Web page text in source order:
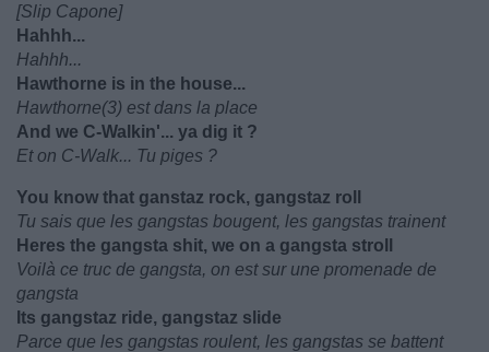
[Slip Capone]
Hahhh...
Hahhh...
Hawthorne is in the house...
Hawthorne(3) est dans la place
And we C-Walkin'... ya dig it ?
Et on C-Walk... Tu piges ?
You know that ganstaz rock, gangstaz roll
Tu sais que les gangstas bougent, les gangstas trainent
Heres the gangsta shit, we on a gangsta stroll
Voilà ce truc de gangsta, on est sur une promenade de
gangsta
Its gangstaz ride, gangstaz slide
Parce que les gangstas roulent, les gangstas se battent